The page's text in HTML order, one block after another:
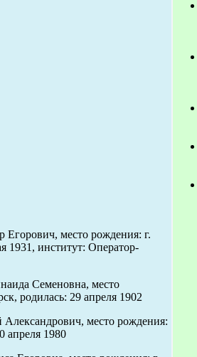
Егорович, место рождения: г.
1931, институт: Оператор-
Семеновна, место
родилась: 29 апреля 1902
место рождения:
апреля 1980